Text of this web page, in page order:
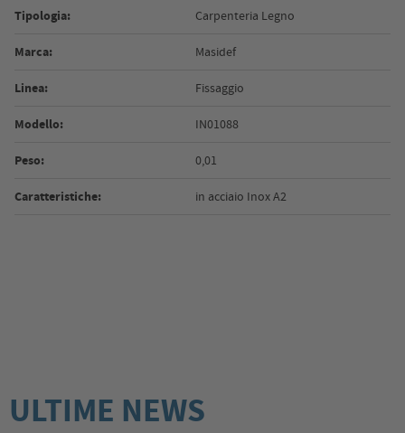
Tipologia: Carpenteria Legno
Marca: Masidef
Linea: Fissaggio
Modello: IN01088
Peso: 0,01
Caratteristiche: in acciaio Inox A2
ULTIME NEWS